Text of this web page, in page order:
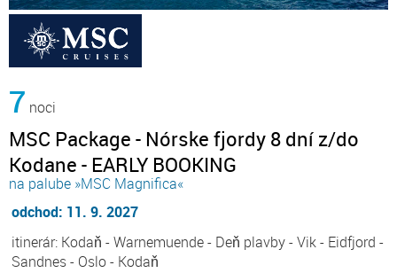
7 noci
MSC Package - Nórske fjordy 8 dní z/do
Kodane - EARLY BOOKING
na palube »MSC Magnifica«
odchod: 11. 9. 2027
itinerár: Kodaň - Warnemuende - Deň plavby - Vik - Eidfjord -
Sandnes - Oslo - Kodaň